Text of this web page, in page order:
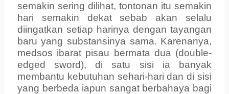
semakin sering dilihat, tontonan itu semakin
hari semakin dekat sebab akan selalu
diingatkan setiap harinya dengan tayangan
baru yang substansinya sama. Karenanya,
medsos ibarat pisau bermata dua (double-
edged sword), di satu sisi ia banyak
membantu kebutuhan sehari-hari dan di sisi
yang berbeda iapun sangat berbahaya bagi